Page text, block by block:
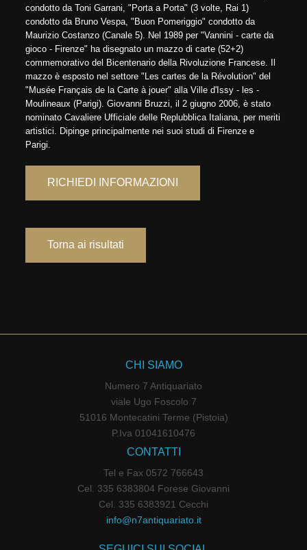
condotto da Toni Garrani, "Porta a Porta" (3 volte, Rai 1)
condotto da Bruno Vespa, "Buon Pomeriggio" condotto da
Maurizio Costanzo (Canale 5). Nel 1989 per "Vannini - carte da
gioco - Firenze" ha disegnato un mazzo di carte (52+2)
commemorativo del Bicentenario della Rivoluzione Francese. Il
mazzo è esposto nel settore "Les cartes de la Révolution" del
"Musée Français de la Carte à jouer" alla Ville d'Issy - les -
Moulineaux (Parigi). Giovanni Bruzzi, il 2 giugno 2006, è stato
nominato Cavaliere Ufficiale delle Replubblica Italiana, per meriti
artistici. Dipinge principalmente nei suoi studi di Firenze e
Parigi.
RICHIEDI INFORMAZIONI
Torna ai risultati
CHI SIAMO
Numero 7 Antiquariato
viale Ugo Foscolo 7
51016 Montecatini Terme (Pistoia)
P.Iva 01041610476
CONTATTI
Tel e Fax 0572 766643
Cel. 335 6383804 Forese Giovanni
Cel. 335 6383921 Cecchi
info@n7antiquariato.it